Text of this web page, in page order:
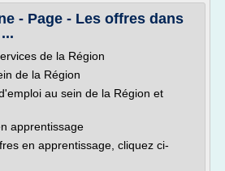
- Page - Les offres dans
de la Région
de la Région
au sein de la Région et
apprentissage
en apprentissage, cliquez ci-